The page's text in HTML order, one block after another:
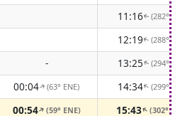
11:16↑(282°
12:19↑(288°
- 13:25↑(294°
00:04↑(63° ENE) 14:34↑(299°
00:54↑(59° ENE) 15:43↑(302°